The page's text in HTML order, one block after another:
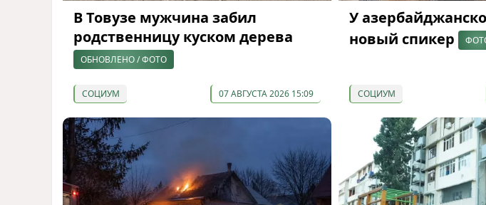
В Товузе мужчина забил
родственницу куском дерева
ОБНОВЛЕНО / ФОТО
СОЦИУМ 07 АВГУСТА 2026 15:09
У
новый спикер
СОЦИУМ